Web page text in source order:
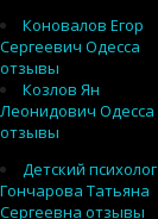
Коновалов Егор
Сергеевич Одесса
отзывы
Козлов Ян
Леонидович Одесса
отзывы
Детский психолог
Гончарова Татьяна
Сергеевна отзывы